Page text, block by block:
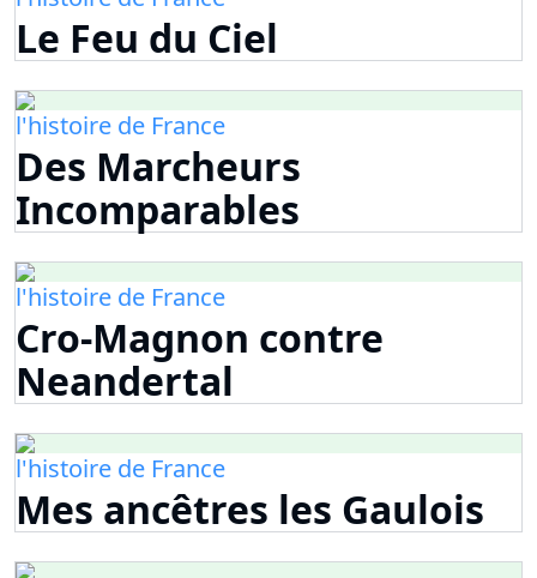
Le Feu du Ciel
l'histoire de France
Des Marcheurs
Incomparables
l'histoire de France
Cro-Magnon contre
Neandertal
l'histoire de France
Mes ancêtres les Gaulois